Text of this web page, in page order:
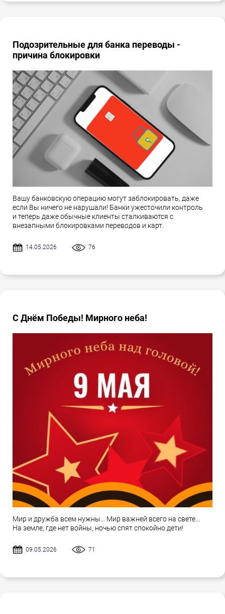
Подозрительные для банка переводы -
причина блокировки
Вашу банковскую операцию могут заблокировать, даже
если Вы ничего не нарушали! Банки ужесточили контроль
и теперь даже обычные клиенты сталкиваются с
внезапными блокировками переводов и карт.
14.05.2026 76
С Днём Победы! Мирного неба!
Мир и дружба всем нужны... Мир важней всего на свете...
На земле, где нет войны, ночью спят спокойно дети!
09.05.2026 71